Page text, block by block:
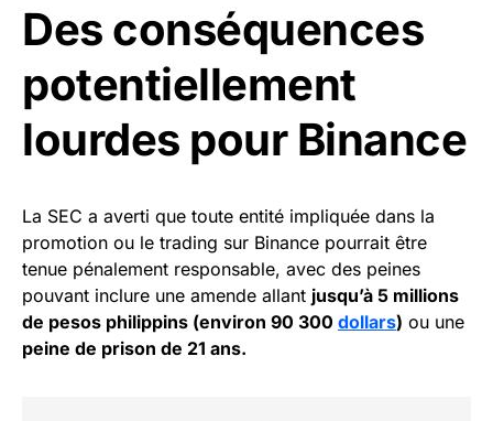
Des conséquences
potentiellement
lourdes pour Binance
La SEC a averti que toute entité impliquée dans la
promotion ou le trading sur Binance pourrait être
tenue pénalement responsable, avec des peines
pouvant inclure une amende allant jusqu’à 5 millions
de pesos philippins (environ 90 300 dollars) ou une
peine de prison de 21 ans.